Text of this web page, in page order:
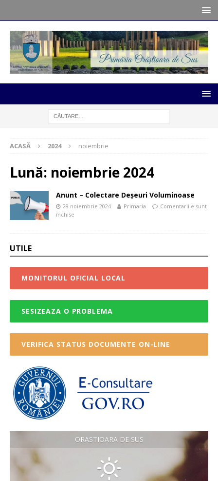
ACASĂ 2024 noiembrie
Lună: noiembrie 2024
Anunt – Colectare Deșeuri Voluminoase
28 noiembrie 2024 Primaria
Comentariile sunt
închise
UTILE
MONITORUL OFICIAL LOCAL
SESIZEAZA O PROBLEMA
VERIFICA STATUS DOCUMENTE ON-LINE
ORASTIOARA DE SUS